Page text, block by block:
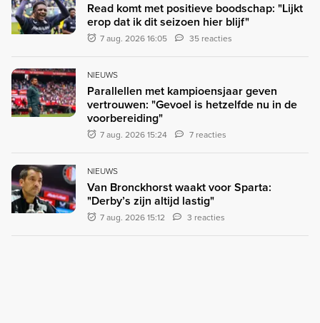
Read komt met positieve boodschap: "Lijkt
erop dat ik dit seizoen hier blijf"
7 aug. 2026 16:05 35 reacties
NIEUWS
Parallellen met kampioensjaar geven
vertrouwen: "Gevoel is hetzelfde nu in de
voorbereiding"
7 aug. 2026 15:24 7 reacties
NIEUWS
Van Bronckhorst waakt voor Sparta:
"Derby’s zijn altijd lastig"
7 aug. 2026 15:12 3 reacties